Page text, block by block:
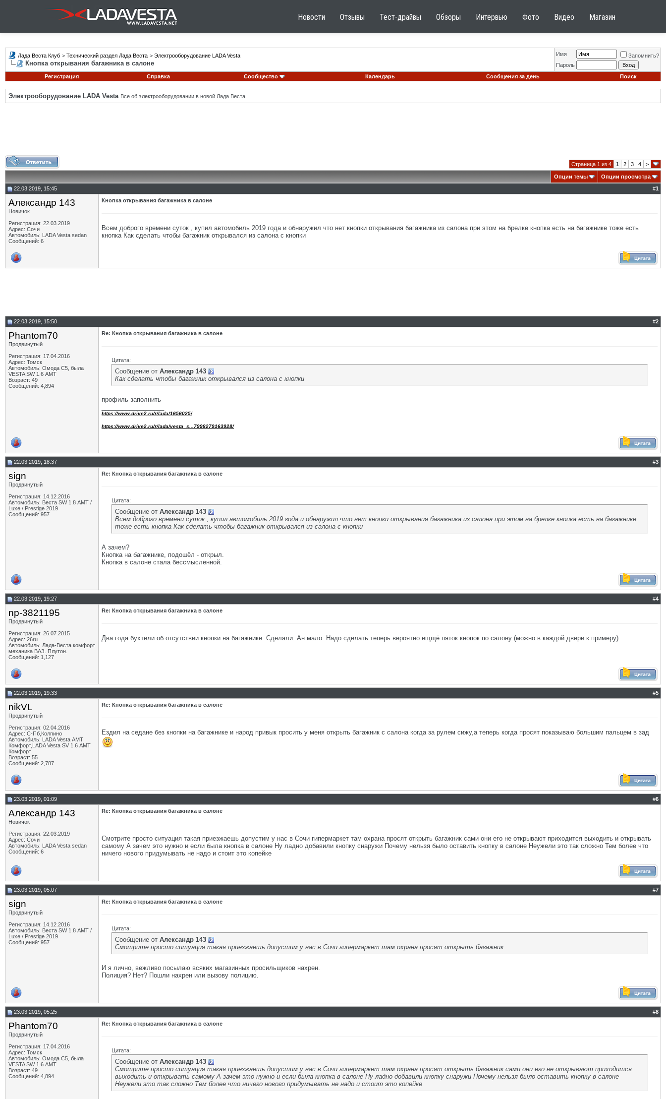
Новости Отзывы Тест-драйвы Обзоры Интервью Фото Видео Магазин
Лада Веста Клуб > Технический раздел Лада Веста > Электрооборудование LADA Vesta
Кнопка открывания багажника в салоне
Имя
Запомнить?
Пароль
Регистрация
Справка Сообщество Календарь Сообщения за день Поиск
Электрооборудование LADA Vesta Все об электрооборудовании в новой Лада Веста.
Страница 1 из 4 1 2 3 4 >
Опции темы
Опции просмотра
22.03.2019, 15:45
#1
Александр 143
Новичок
Регистрация: 22.03.2019
Адрес: Сочи
Автомобиль: LADA Vesta sedan
Сообщений: 6
Кнопка открывания багажника в салоне
Всем доброго времени суток , купил автомобиль 2019 года и обнаружил что нет кнопки открывания багажника из салона при этом на брелке кнопка есть на багажнике тоже есть
кнопка Как сделать чтобы багажник открывался из салона с кнопки
22.03.2019, 15:50 #2
Phantom70
Продвинутый
Регистрация: 17.04.2016
Адрес: Томск
Автомобиль: Омода С5, была
VESTA SW 1.6 АМТ
Возраст: 49
Сообщений: 4,894
Re: Кнопка открывания багажника в салоне
Цитата:
Сообщение от Александр 143
Как сделать чтобы багажник открывался из салона с кнопки
профиль заполнить
https://www.drive2.ru/r/lada/1656025/
https://www.drive2.ru/r/lada/vesta_s...7998279163928/
22.03.2019, 18:37 #3
sign
Продвинутый
Регистрация: 14.12.2016
Автомобиль: Веста SW 1.8 АМТ /
Luxe / Prestige 2019
Сообщений: 957
Re: Кнопка открывания багажника в салоне
Цитата:
Сообщение от Александр 143
Всем доброго времени суток , купил автомобиль 2019 года и обнаружил что нет кнопки открывания багажника из салона при этом на брелке кнопка есть на багажнике
тоже есть кнопка Как сделать чтобы багажник открывался из салона с кнопки
А зачем?
Кнопка на багажнике, подошёл - открыл.
Кнопка в салоне стала бессмысленной.
22.03.2019, 19:27 #4
np-3821195
Продвинутый
Регистрация: 26.07.2015
Адрес: 26ru
Автомобиль: Лада-Веста комфорт
механика ВАЗ. Плутон.
Сообщений: 1,127
Re: Кнопка открывания багажника в салоне
Два года бухтели об отсутствии кнопки на багажнике. Сделали. Ан мало. Надо сделать теперь вероятно ещщё пяток кнопок по салону (можно в каждой двери к примеру).
22.03.2019, 19:33 #5
nikVL
Продвинутый
Регистрация: 02.04.2016
Адрес: С-Пб,Колпино
Автомобиль: LADA Vesta АМТ
Комфорт,LADA Vesta SV 1.6 АМТ
Комфорт
Возраст: 55
Сообщений: 2,787
Re: Кнопка открывания багажника в салоне
Ездил на седане без кнопки на багажнике и народ привык просить у меня открыть багажник с салона когда за рулем сижу,а теперь когда просят показываю большим пальцем в зад
23.03.2019, 01:09 #6
Александр 143
Новичок
Регистрация: 22.03.2019
Адрес: Сочи
Автомобиль: LADA Vesta sedan
Сообщений: 6
Re: Кнопка открывания багажника в салоне
Смотрите просто ситуация такая приезжаешь допустим у нас в Сочи гипермаркет там охрана просят открыть багажник сами они его не открывают приходится выходить и открывать
самому А зачем это нужно и если была кнопка в салоне Ну ладно добавили кнопку снаружи Почему нельзя было оставить кнопку в салоне Неужели это так сложно Тем более что
ничего нового придумывать не надо и стоит это копейке
23.03.2019, 05:07 #7
sign
Продвинутый
Регистрация: 14.12.2016
Автомобиль: Веста SW 1.8 АМТ /
Luxe / Prestige 2019
Сообщений: 957
Re: Кнопка открывания багажника в салоне
Цитата:
Сообщение от Александр 143
Смотрите просто ситуация такая приезжаешь допустим у нас в Сочи гипермаркет там охрана просят открыть багажник
И я лично, вежливо посылаю всяких магазинных просильщиков нахрен.
Полиция? Нет? Пошли нахрен или вызову полицию.
23.03.2019, 05:25 #8
Phantom70
Продвинутый
Регистрация: 17.04.2016
Адрес: Томск
Автомобиль: Омода С5, была
VESTA SW 1.6 АМТ
Возраст: 49
Сообщений: 4,894
Re: Кнопка открывания багажника в салоне
Цитата:
Сообщение от Александр 143
Смотрите просто ситуация такая приезжаешь допустим у нас в Сочи гипермаркет там охрана просят открыть багажник сами они его не открывают приходится
выходить и открывать самому А зачем это нужно и если была кнопка в салоне Ну ладно добавили кнопку снаружи Почему нельзя было оставить кнопку в салоне
Неужели это так сложно Тем более что ничего нового придумывать не надо и стоит это копейке